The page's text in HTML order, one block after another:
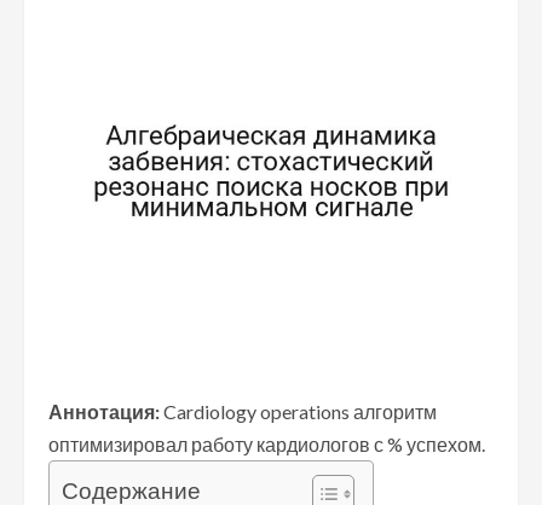
Аннотация:Cardiology operations алгоритм
оптимизировал работу кардиологов с % успехом.
Содержание